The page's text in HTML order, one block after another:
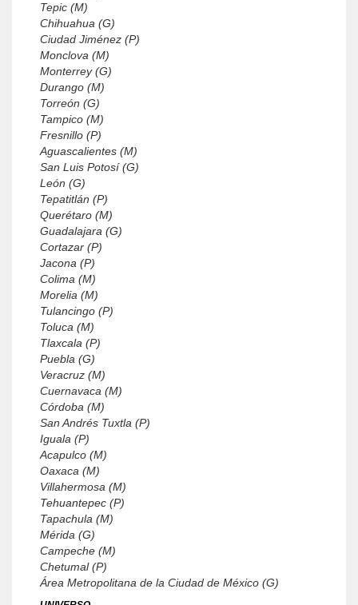
Tepic (M)
Chihuahua (G)
Ciudad Jiménez (P)
Monclova (M)
Monterrey (G)
Durango (M)
Torreón (G)
Tampico (M)
Fresnillo (P)
Aguascalientes (M)
San Luis Potosí (G)
León (G)
Tepatitlán (P)
Querétaro (M)
Guadalajara (G)
Cortazar (P)
Jacona (P)
Colima (M)
Morelia (M)
Tulancingo (P)
Toluca (M)
Tlaxcala (P)
Puebla (G)
Veracruz (M)
Cuernavaca (M)
Córdoba (M)
San Andrés Tuxtla (P)
Iguala (P)
Acapulco (M)
Oaxaca (M)
Villahermosa (M)
Tehuantepec (P)
Tapachula (M)
Mérida (G)
Campeche (M)
Chetumal (P)
Área Metropolitana de la Ciudad de México (G)